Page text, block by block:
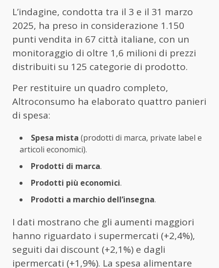
L’indagine, condotta tra il 3 e il 31 marzo
2025, ha preso in considerazione 1.150
punti vendita in 67 città italiane, con un
monitoraggio di oltre 1,6 milioni di prezzi
distribuiti su 125 categorie di prodotto.
Per restituire un quadro completo,
Altroconsumo ha elaborato quattro panieri
di spesa:
Spesa mista (prodotti di marca, private label e
articoli economici).
Prodotti di marca.
Prodotti più economici.
Prodotti a marchio dell’insegna.
I dati mostrano che gli aumenti maggiori
hanno riguardato i supermercati (+2,4%),
seguiti dai discount (+2,1%) e dagli
ipermercati (+1,9%). La spesa alimentare